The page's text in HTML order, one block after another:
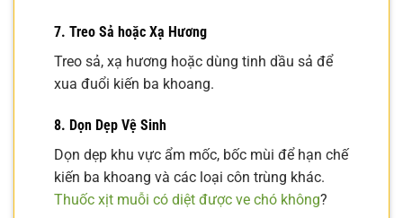
7. Treo Sả hoặc Xạ Hương
Treo sả, xạ hương hoặc dùng tinh dầu sả để
xua đuổi kiến ba khoang.
8. Dọn Dẹp Vệ Sinh
Dọn dẹp khu vực ẩm mốc, bốc mùi để hạn chế
kiến ba khoang và các loại côn trùng khác.
Thuốc xịt muỗi có diệt được ve chó không?